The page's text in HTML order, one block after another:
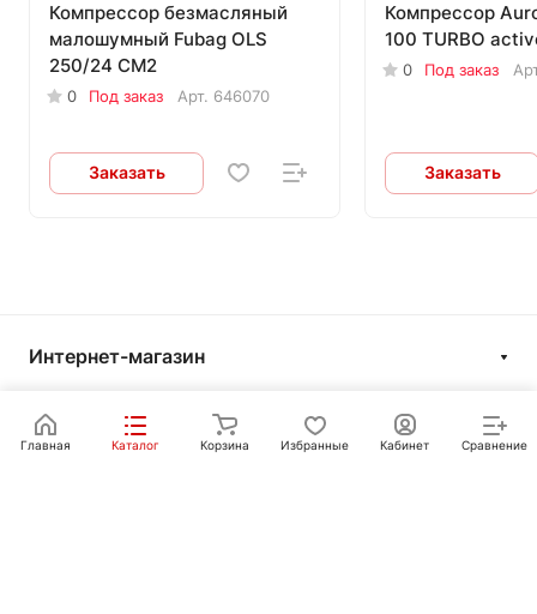
Компрессор безмасляный
малошумный Fubag OLS
250/24 CM2
0 Под заказ Арт. 646070
Заказать
Компрессор
100 TURBO
0 Под заказ
Заказать
Интернет-магазин
Информация
Главная Каталог Корзина Избранные Кабинет Сравнение